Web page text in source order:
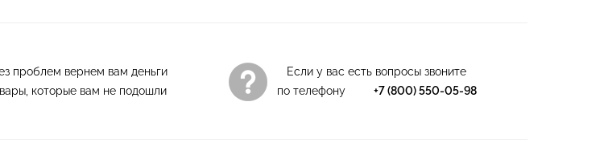
проблем вернем вам деньги
которые вам не подошли
Если у вас есть вопросы звоните
по телефону
+7 (800) 550-05-98